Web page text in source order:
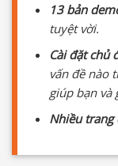
13 bản
tuyệt vời.
Cài đặt chủ
vấn đề nào
giúp bạn và
Nhiều trang